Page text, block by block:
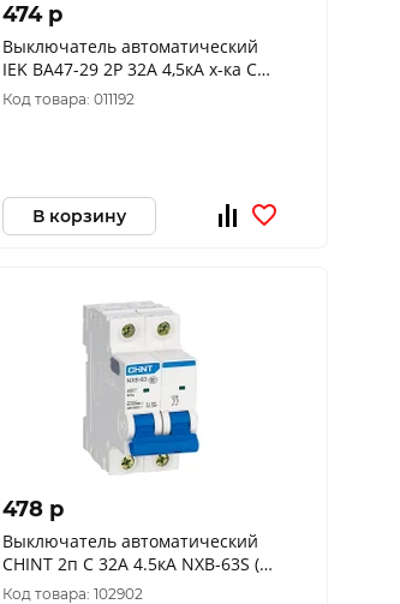
474 p
Выключатель автоматический
IEK ВА47-29 2Р 32А 4,5кА х-ка С
MVA20-2-032-C
Код товара: 011192
В корзину
478 p
Выключатель автоматический
CHINT 2п C 32А 4.5кА NXB-63S (R)
296791
Код товара: 102902